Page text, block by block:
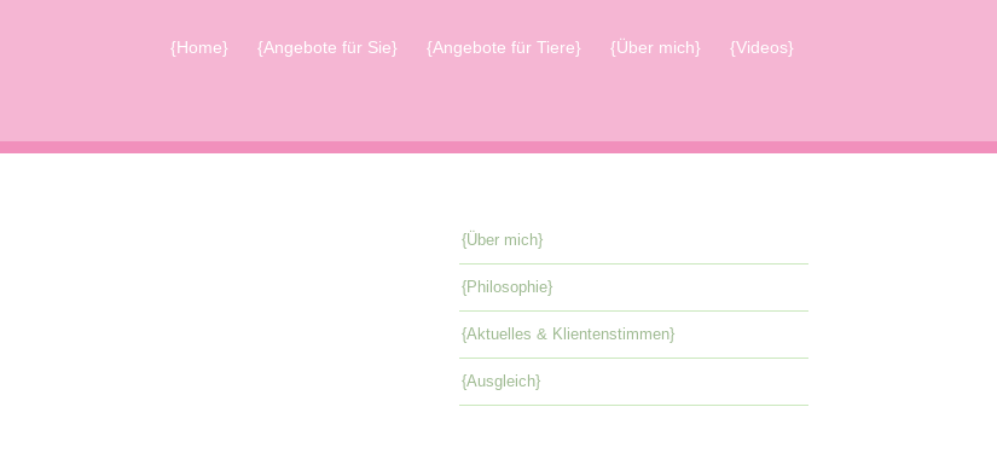
{Home} {Angebote für Sie} {Angebote für Tiere} {Über mich} {Videos}
{Über mich}
{Philosophie}
{Aktuelles & Klientenstimmen}
{Ausgleich}